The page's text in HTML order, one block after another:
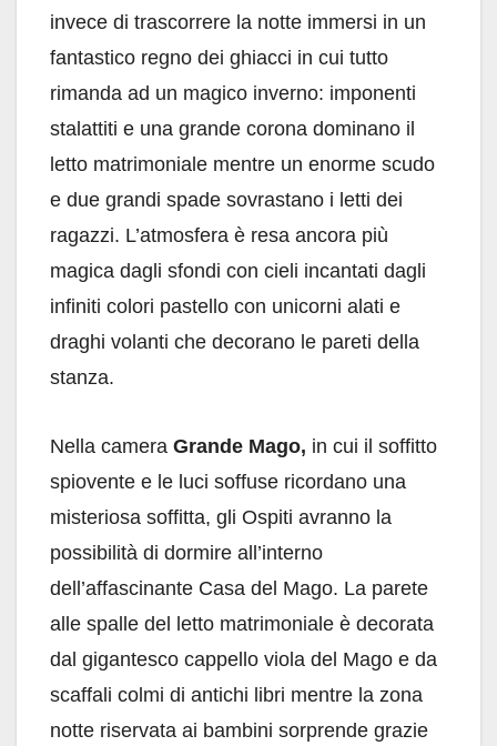
invece di trascorrere la notte immersi in un
fantastico regno dei ghiacci in cui tutto
rimanda ad un magico inverno: imponenti
stalattiti e una grande corona dominano il
letto matrimoniale mentre un enorme scudo
e due grandi spade sovrastano i letti dei
ragazzi. L’atmosfera è resa ancora più
magica dagli sfondi con cieli incantati dagli
infiniti colori pastello con unicorni alati e
draghi volanti che decorano le pareti della
stanza.
Nella camera Grande Mago, in cui il soffitto
spiovente e le luci soffuse ricordano una
misteriosa soffitta, gli Ospiti avranno la
possibilità di dormire all’interno
dell’affascinante Casa del Mago. La parete
alle spalle del letto matrimoniale è decorata
dal gigantesco cappello viola del Mago e da
scaffali colmi di antichi libri mentre la zona
notte riservata ai bambini sorprende grazie